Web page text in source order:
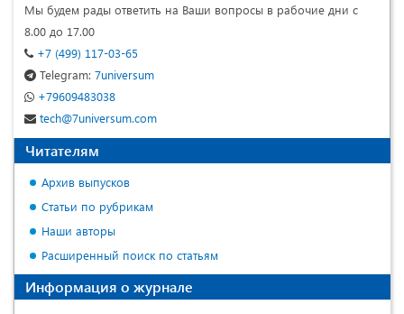
Мы будем рады ответить на Ваши вопросы в рабочие дни с
8.00 до 17.00
+7 (499) 117-03-65
Telegram: 7universum
+79609483038
tech@7universum.com
Читателям
Архив выпусков
Статьи по рубрикам
Наши авторы
Расширенный поиск по статьям
Информация о журнале